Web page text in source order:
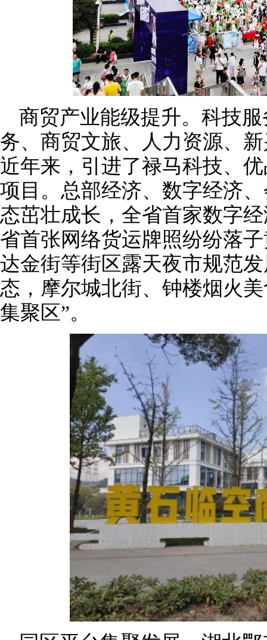
商贸产业能级提升。科技
务、商贸文旅、人力资源、
近年来，引进了禄马科技、
项目。总部经济、数字经济
态茁壮成长，全省首家数字
省首张网络货运牌照纷纷落
达金街等街区露天夜市规范
态，摩尔城北街、钟楼烟火
集聚区”。